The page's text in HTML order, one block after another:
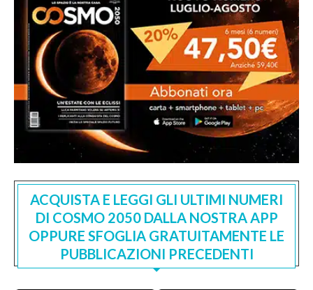
ACQUISTA E LEGGI GLI ULTIMI NUMERI
DI COSMO 2050 DALLA NOSTRA APP
OPPURE SFOGLIA GRATUITAMENTE LE
PUBBLICAZIONI PRECEDENTI